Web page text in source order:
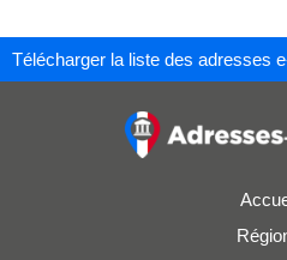
Télécharger la liste des adresses